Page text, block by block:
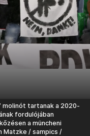
molinót tartanak a 2020-
fordulójában
a müncheni
Matzke / sampics /